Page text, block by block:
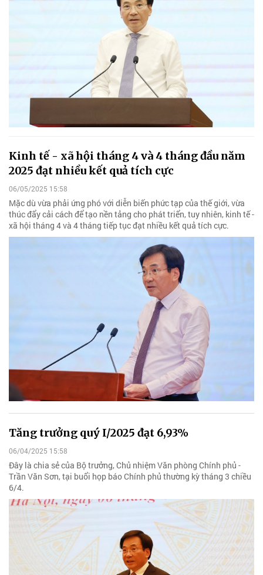
Kinh tế - xã hội tháng 4 và 4 tháng đầu năm
2025 đạt nhiều kết quả tích cực
06/05/2025 15:58
Mặc dù vừa phải ứng phó với diễn biến phức tạp của thế giới, vừa
thúc đẩy cải cách để tạo nền tảng cho phát triển, tuy nhiên, kinh tế -
xã hội tháng 4 và 4 tháng tiếp tục đạt nhiều kết quả tích cực.
Tăng trưởng quý I/2025 đạt 6,93%
06/04/2025 15:58
Đây là chia sẻ của Bộ trưởng, Chủ nhiệm Văn phòng Chính phủ -
Trần Văn Sơn, tại buổi họp báo Chính phủ thường kỳ tháng 3 chiều
6/4.